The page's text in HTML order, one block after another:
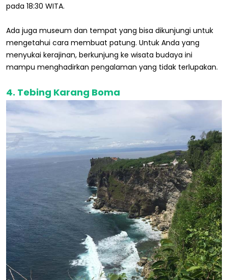
pada 18:30 WITA.
Ada juga museum dan tempat yang bisa dikunjungi untuk
mengetahui cara membuat patung. Untuk Anda yang
menyukai kerajinan, berkunjung ke wisata budaya ini
mampu menghadirkan pengalaman yang tidak terlupakan.
4. Tebing Karang Boma